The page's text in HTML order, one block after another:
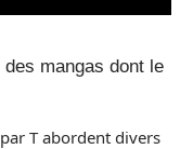
mangas dont le
T abordent divers